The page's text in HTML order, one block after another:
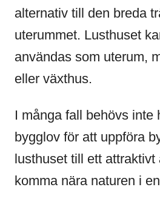
alternativ till den breda
uterummet. Lusthuset
användas som uterum,
eller växthus.
I många fall behövs inte
bygglov för att uppföra
lusthuset till ett
komma nära naturen i